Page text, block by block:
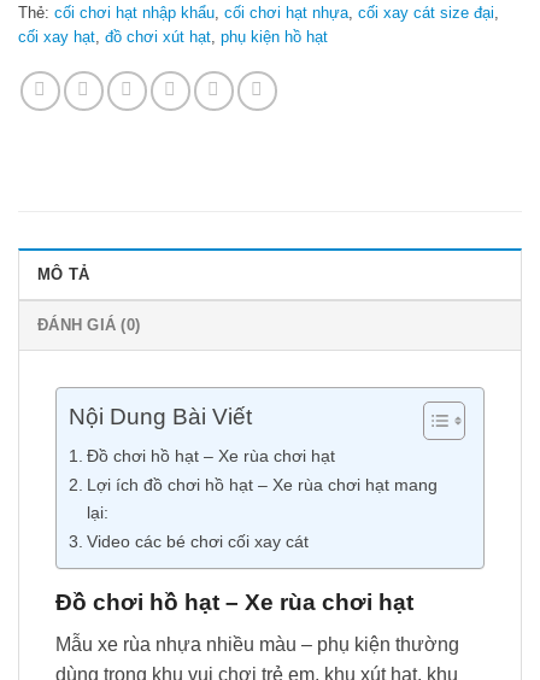
Thẻ: cối chơi hạt nhập khẩu, cối chơi hạt nhựa, cối xay cát size đại,
cối xay hạt, đồ chơi xút hạt, phụ kiện hồ hạt
MÔ TẢ
ĐÁNH GIÁ (0)
Nội Dung Bài Viết
Đồ chơi hồ hạt – Xe rùa chơi hạt
Lợi ích đồ chơi hồ hạt – Xe rùa chơi hạt mang
lại:
Video các bé chơi cối xay cát
Đồ chơi hồ hạt – Xe rùa chơi hạt
Mẫu xe rùa nhựa nhiều màu – phụ kiện thường
dùng trong khu vui chơi trẻ em, khu xút hạt, khu